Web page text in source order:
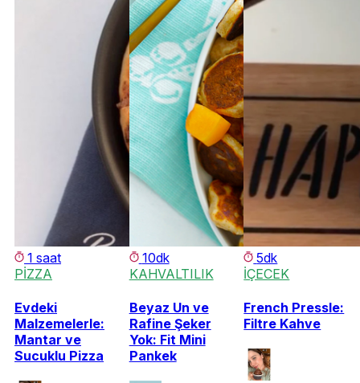
1 saat
PİZZA
Evdeki
Malzemelerle:
Mantar ve
Sucuklu Pizza
10dk
KAHVALTILIK
Beyaz Un ve
Rafine Şeker
Yok: Fit Mini
Pankek
5dk
İÇECEK
French Pressle:
Filtre Kahve